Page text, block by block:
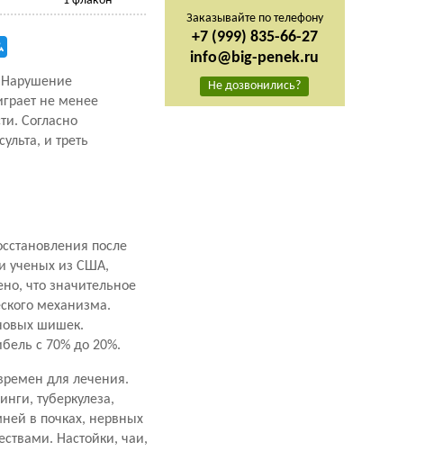
Нарушение
не менее
Согласно
и треть
после
ученых из США,
что значительное
механизма.
шишек.
с 70% до 20%.
для лечения.
туберкулеза,
в почках, нервных
Настойки, чаи,
Заказывайте по телефону
+7 (999) 835-66-27
info@big-penek.ru
Не дозвонились?